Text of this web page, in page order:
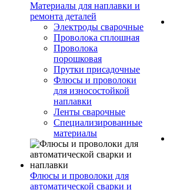
Материалы для наплавки и
ремонта деталей
Электроды сварочные
Проволока сплошная
Проволока
порошковая
Прутки присадочные
Флюсы и проволоки
для износостойкой
наплавки
Ленты сварочные
Специализированные
материалы
Флюсы и проволоки для
автоматической сварки и